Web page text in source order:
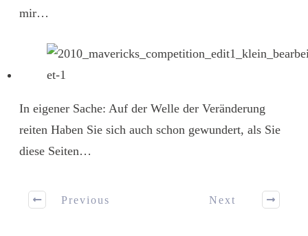
mir…
In eigener Sache: Auf der Welle der Veränderung
reiten Haben Sie sich auch schon gewundert, als Sie
diese Seiten…
Previous Next